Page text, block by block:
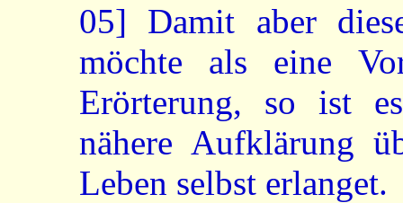
05] Damit aber
möchte als eine
Erörterung, so ist
nähere Aufklärung
Leben selbst erlanget.